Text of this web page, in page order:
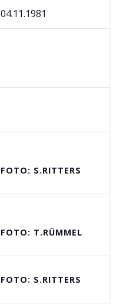
04.11.1981
FOTO: S.RITTERS
FOTO: T.RÜMMEL
FOTO: S.RITTERS